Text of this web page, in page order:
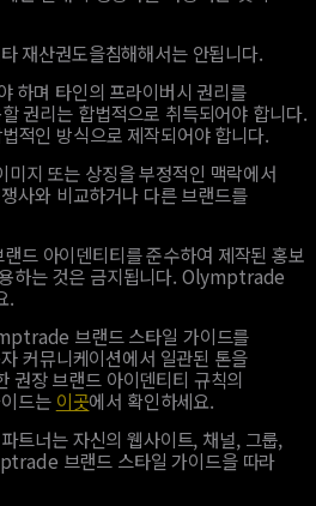
재산권도을침해해서는 안됩니다.
하며 타인의 프라이버시 권리를
권리는 합법적으로 취득되어야 합니다.
적인 방식으로 제작되어야 합니다.
지 또는 상징을 부정적인 맥락에서
사와 비교하거나 다른 브랜드를
드 아이덴티티를 준수하여 제작된 홍보
하는 것은 금지됩니다. Olymptrade
.
브랜드 스타일 가이드를
커뮤니케이션에서 일관된 톤을
권장 브랜드 아이덴티티 규칙의
드는 이곳에서 확인하세요.
트너는 자신의 웹사이트, 채널, 그룹,
브랜드 스타일 가이드을 따라